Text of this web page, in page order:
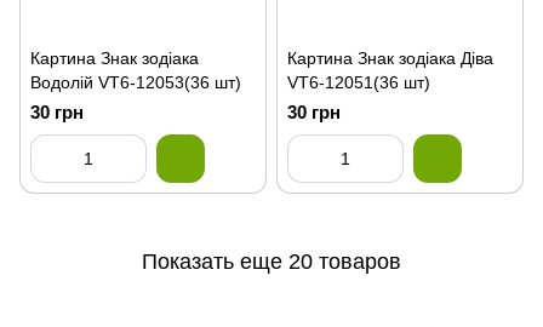
Картина Знак зодіака
Водолій VT6-12053(36 шт)
30 грн
Картина Знак зодіака Діва
VT6-12051(36 шт)
30 грн
Показать еще 20 товаров